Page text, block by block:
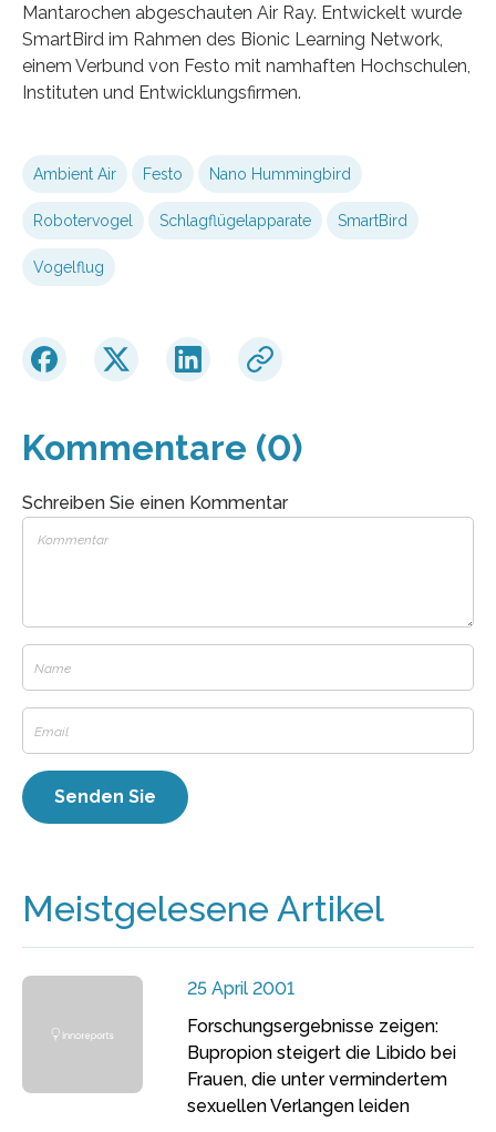
Mantarochen abgeschauten Air Ray. Entwickelt wurde
SmartBird im Rahmen des Bionic Learning Network,
einem Verbund von Festo mit namhaften Hochschulen,
Instituten und Entwicklungsfirmen.
Ambient Air Festo Nano Hummingbird
Robotervogel Schlagflügelapparate SmartBird
Vogelflug
Kommentare (0)
Schreiben Sie einen Kommentar
Meistgelesene Artikel
25 April 2001
Forschungsergebnisse zeigen:
Bupropion steigert die Libido bei
Frauen, die unter vermindertem
sexuellen Verlangen leiden